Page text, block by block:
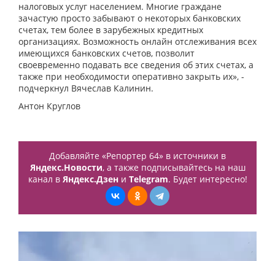
налоговых услуг населением. Многие граждане
зачастую просто забывают о некоторых банковских
счетах, тем более в зарубежных кредитных
организациях. Возможность онлайн отслеживания всех
имеющихся банковских счетов, позволит
своевременно подавать все сведения об этих счетах, а
также при необходимости оперативно закрыть их», -
подчеркнул Вячеслав Калинин.
Антон Круглов
Добавляйте «Репортер 64» в источники в
Яндекс.Новости, а также подписывайтесь на наш
канал в Яндекс.Дзени Telegram. Будет интересно!